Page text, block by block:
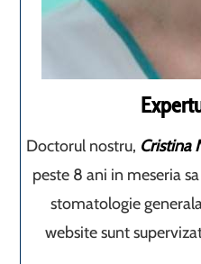
Doctorul nostru, Cristina
peste 8 ani in meseria
stomatologie
website sunt